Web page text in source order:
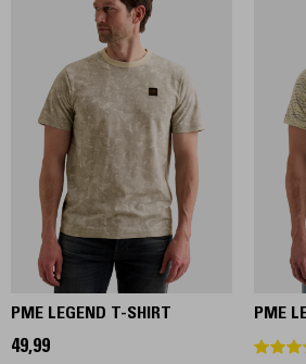
PME LEGEND T-SHIRT
49,99
PME